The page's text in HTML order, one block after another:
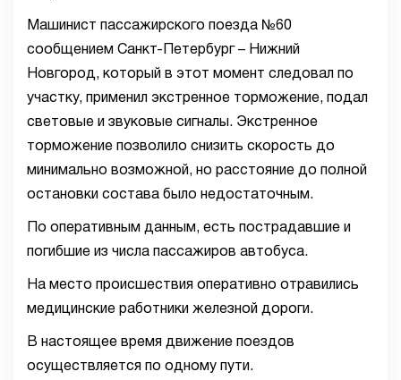
Машинист пассажирского поезда №60
сообщением Санкт-Петербург – Нижний
Новгород, который в этот момент следовал по
участку, применил экстренное торможение, подал
световые и звуковые сигналы. Экстренное
торможение позволило снизить скорость до
минимально возможной, но расстояние до полной
остановки состава было недостаточным.
По оперативным данным, есть пострадавшие и
погибшие из числа пассажиров автобуса.
На место происшествия оперативно отравились
медицинские работники железной дороги.
В настоящее время движение поездов
осуществляется по одному пути.